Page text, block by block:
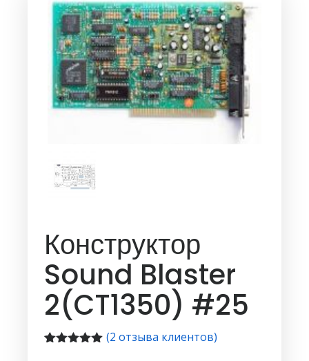
Конструктор
Sound Blaster
2(CT1350) #25
(2 отзыва клиентов)